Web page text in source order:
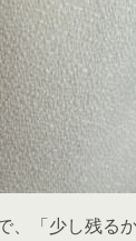
、「少し残る